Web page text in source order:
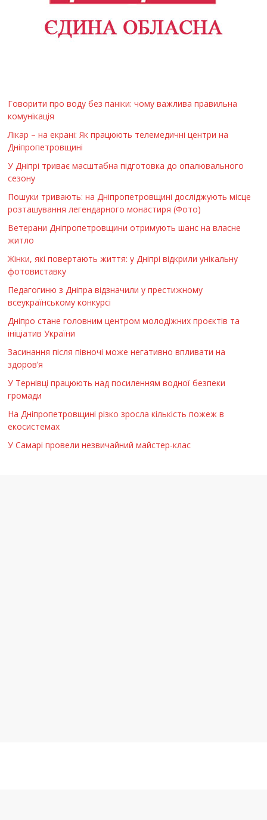
Говорити про воду без паніки: чому важлива правильна
комунікація
Лікар – на екрані: Як працюють телемедичні центри на
Дніпропетровщині
У Дніпрі триває масштабна підготовка до опалювального
сезону
Пошуки тривають: на Дніпропетровщині досліджують місце
розташування легендарного монастиря (Фото)
Ветерани Дніпропетровщини отримують шанс на власне
житло
Жінки, які повертають життя: у Дніпрі відкрили унікальну
фотовиставку
Педагогиню з Дніпра відзначили у престижному
всеукраїнському конкурсі
Дніпро стане головним центром молодіжних проєктів та
ініціатив України
Засинання після півночі може негативно впливати на
здоров’я
У Тернівці працюють над посиленням водної безпеки
громади
На Дніпропетровщині різко зросла кількість пожеж в
екосистемах
У Самарі провели незвичайний майстер-клас